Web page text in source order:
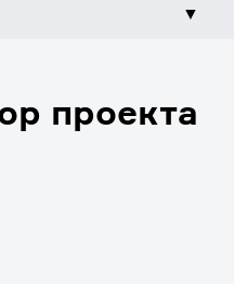
▼
проекта